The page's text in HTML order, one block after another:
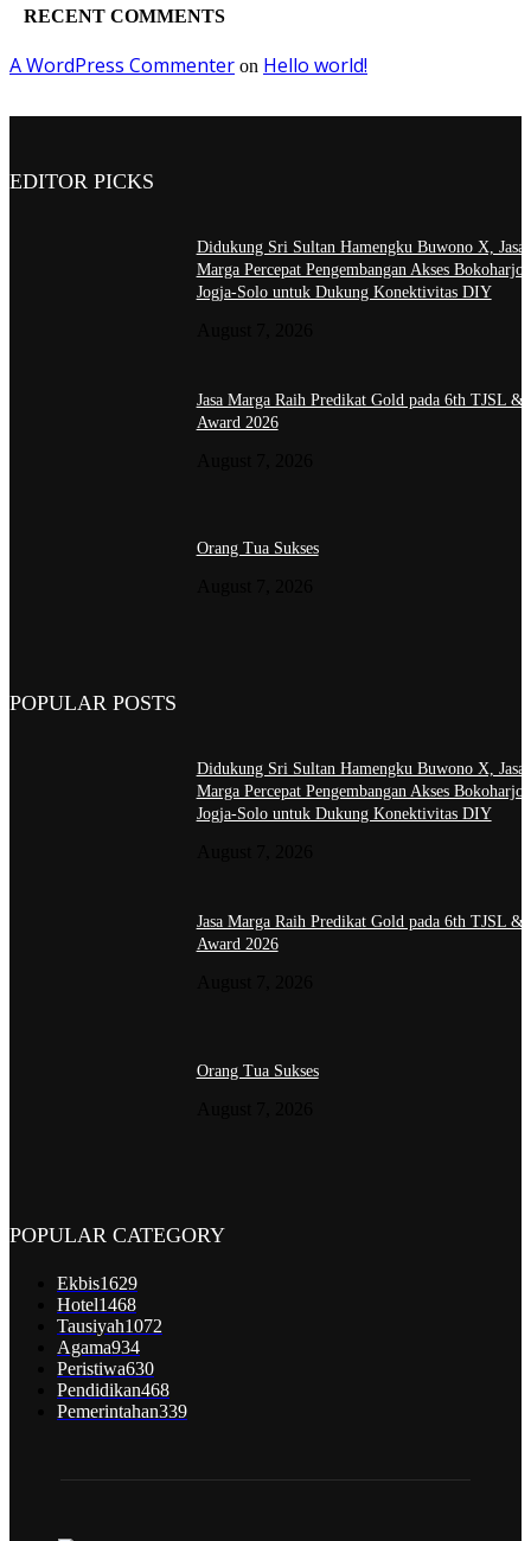
RECENT COMMENTS
A WordPress Commenter on Hello world!
EDITOR PICKS
Didukung Sri Sultan Hamengku Buwono X, Jasa
Marga Percepat Pengembangan Akses Bokoharjo
Jogja-Solo untuk Dukung Konektivitas DIY
Jasa Marga Raih Predikat Gold pada 6th TJSL &
Award 2026
Orang Tua Sukses
POPULAR POSTS
Didukung Sri Sultan Hamengku Buwono X, Jasa
Marga Percepat Pengembangan Akses Bokoharjo
Jogja-Solo untuk Dukung Konektivitas DIY
Jasa Marga Raih Predikat Gold pada 6th TJSL &
Award 2026
Orang Tua Sukses
POPULAR CATEGORY
Ekbis1629
Hotel1468
Tausiyah1072
Agama934
Peristiwa630
Pendidikan468
Pemerintahan339